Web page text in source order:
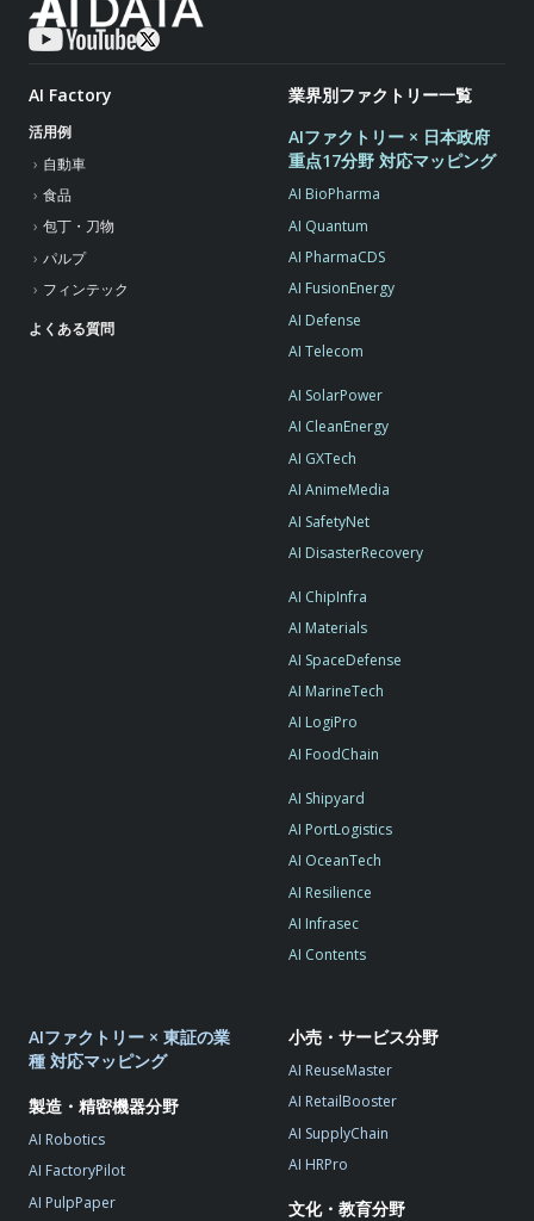
AI Factory
活用例
自動車
食品
包丁・刀物
パルプ
フィンテック
よくある質問
業界別ファクトリー一覧
AIファクトリー × 日本政府
重点17分野 対応マッピング
AI BioPharma
AI Quantum
AI PharmaCDS
AI FusionEnergy
AI Defense
AI Telecom
AI SolarPower
AI CleanEnergy
AI GXTech
AI AnimeMedia
AI SafetyNet
AI DisasterRecovery
AI ChipInfra
AI Materials
AI SpaceDefense
AI MarineTech
AI LogiPro
AI FoodChain
AI Shipyard
AI PortLogistics
AI OceanTech
AI Resilience
AI Infrasec
AI Contents
AIファクトリー × 東証の業
種 対応マッピング
製造・精密機器分野
AI Robotics
AI FactoryPilot
AI PulpPaper
小売・サービス分野
AI ReuseMaster
AI RetailBooster
AI SupplyChain
AI HRPro
文化・教育分野